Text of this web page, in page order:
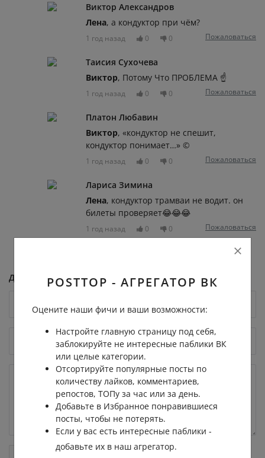
Виктор Александров
Лена, а кондуктор при чём?
1 год назад 0 0 Пожаловаться
Таисия Сухочева
Виктор, Потому Что ПРОБЛЕМА ☝️
1 год назад 0 0 Пожаловаться
Платон Любавин
Виктор, «кондуктор не спешит,
кондуктор понимает…» ©
1 год назад 0 0 Пожаловаться
Лариса Зимина
Лена, кондуктор трамваи не водит. он
билеты проверяет😂😂😂
1 год назад 0 0 Пожаловаться
Добавить комментарий
POSTTOP - АГРЕГАТОР ВК
Оцените наши фичи и ваши возможности:
Настройте главную страницу под себя,
заблокируйте не интересные паблики ВК
или целые категории.
Отсортируйте популярные посты по
количеству лайков, комментариев,
репостов, ТОПу за час или за день.
Добавьте в Избранное понравившиеся
посты, чтобы не потерять.
Если у вас есть интересные паблики -
добавьте их в наш агрегатор.